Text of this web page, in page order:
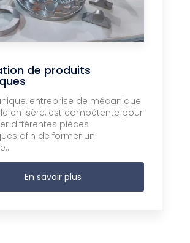
de produits
entreprise de mécanique
en Isère, est compétente pour
différentes pièces
afin de former un
En savoir plus